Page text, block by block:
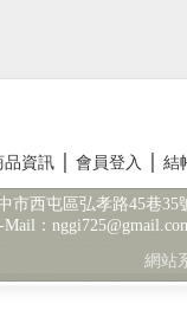
品資訊 會員登入 結
市西屯區弘孝路45巷
Mail：
網站